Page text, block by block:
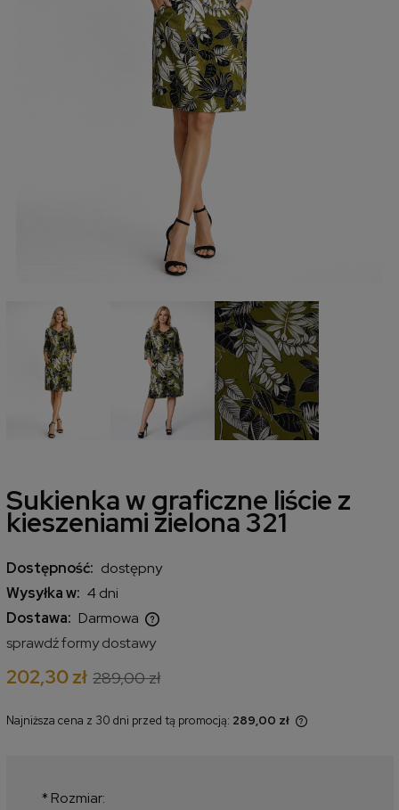
Sukienka w graficzne liście z
kieszeniami zielona 321
Dostępność: dostępny
Wysyłka w: 4 dni
Dostawa: Darmowa
Cena nie zawiera ewentualnych kosztów płatności
sprawdź formy dostawy
202,30 zł 289,00 zł
Najniższa cena z 30 dni przed tą promocją: 289,00 zł
* Rozmiar: